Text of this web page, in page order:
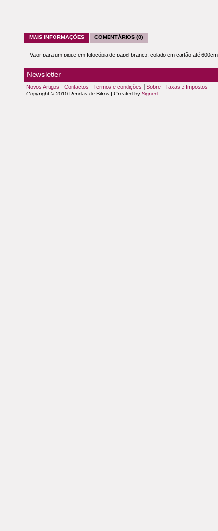
MAIS INFORMAÇÕES COMENTÁRIOS (0)
Valor para um pique em fotocópia de papel branco, colado em cartão até
Newsletter
Novos Artigos Contactos Termos e condições Sobre
Taxas e Impostos
Copyright © 2010 Rendas de Bilros | Created by Signed